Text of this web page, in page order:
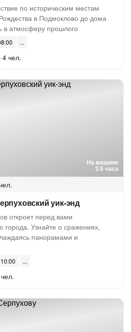
по историческим местам
в Подмоклово до дома
в атмосферу прошлого
чел.
На машине
3.5 часа
уик-энд
откроет перед вами
города. Узнайте о сражениях,
панорамами и